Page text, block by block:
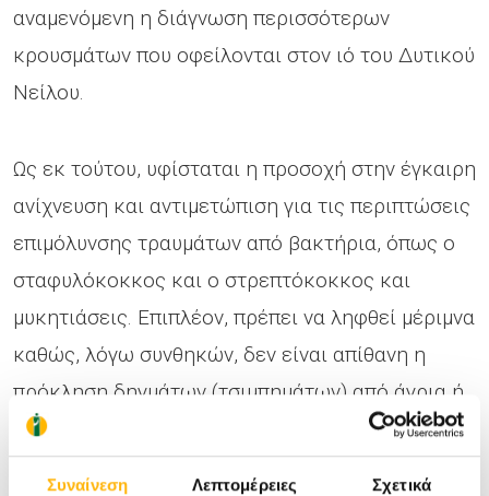
Συναίνεση Λεπτομέρειες Σχετικά
αναμενόμενη η διάγνωση περισσότερων
κρουσμάτων που οφείλονται στον ιό του Δυτικού
Νείλου.
Ως εκ τούτου, υφίσταται η προσοχή στην έγκαιρη
ανίχνευση και αντιμετώπιση για τις περιπτώσεις
επιμόλυνσης τραυμάτων από βακτήρια, όπως ο
σταφυλόκοκκος και ο στρεπτόκοκκος και
μυκητιάσεις. Επιπλέον, πρέπει να ληφθεί μέριμνα
καθώς, λόγω συνθηκών, δεν είναι απίθανη η
πρόκληση δηγμάτων (τσιμπημάτων) από άγρια ή
και οικόσιτα ζώα και ερπετά.